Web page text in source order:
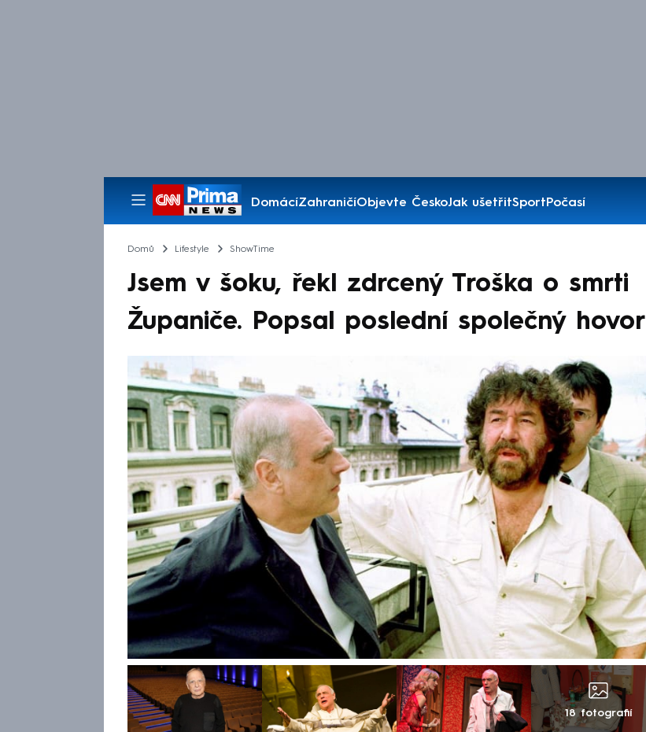
DomácíZahraničíObjevte ČeskoJak ušetřitSportPočasí
Pořady
Domů Lifestyle ShowTime
Jsem v šoku, řekl zdrcený Troška o smrti
Županiče. Popsal poslední společný hovor
18 fotografií